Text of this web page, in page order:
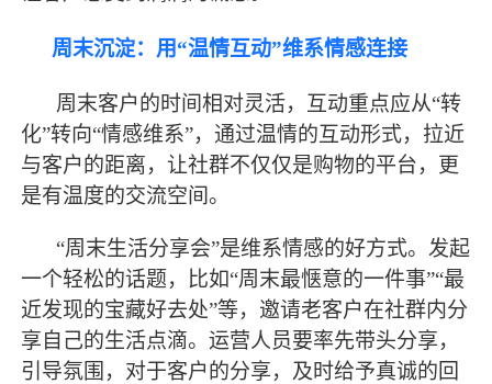
周末沉淀：用“温情互动”维系情感连接
周末客户的时间相对灵活，互动重点应从“转
化”转向“情感维系”，通过温情的互动形式，拉近
与客户的距离，让社群不仅仅是购物的平台，更
是有温度的交流空间。
“周末生活分享会”是维系情感的好方式。发起
一个轻松的话题，比如“周末最惬意的一件事”“最
近发现的宝藏好去处”等，邀请老客户在社群内分
享自己的生活点滴。运营人员要率先带头分享，
引导氛围，对于客户的分享，及时给予真诚的回